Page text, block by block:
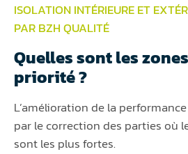
ISOLATION INTÉRIEURE ET
PAR BZH QUALITÉ
Quelles sont les
priorité ?
L’amélioration de la
par le correction des parties où
sont les plus fortes.